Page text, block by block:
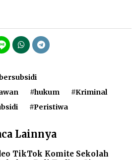
#hukum
#Kriminal
#Peristiwa
Lainnya
TikTok Komite Sekolah